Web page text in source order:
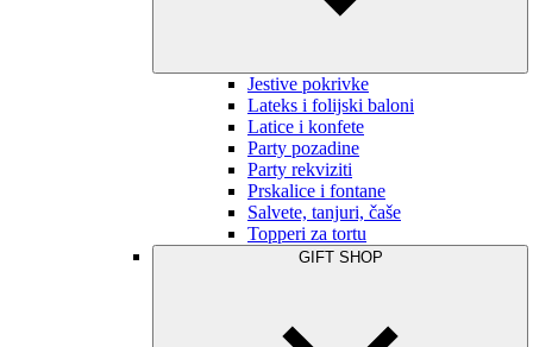
Jestive pokrivke
Lateks i folijski baloni
Latice i konfete
Party pozadine
Party rekviziti
Prskalice i fontane
Salvete, tanjuri, čaše
Topperi za tortu
GIFT SHOP